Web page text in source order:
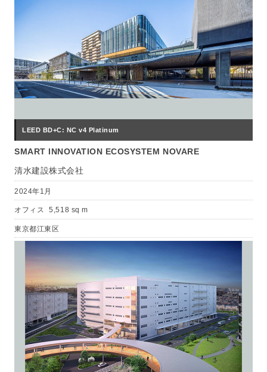
LEED BD+C: NC v4 Platinum
SMART INNOVATION ECOSYSTEM NOVARE
清水建設株式会社
2024年1月
オフィス 5,518 sq m
東京都江東区